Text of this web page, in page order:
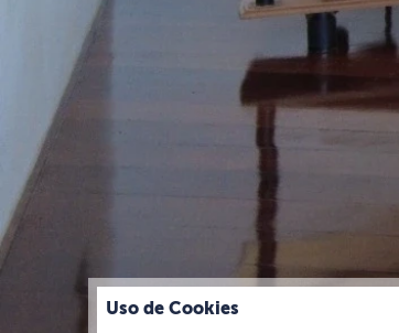
Uso de Cookies